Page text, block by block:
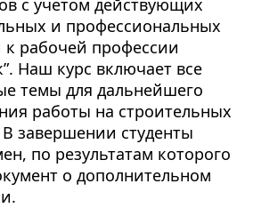
и профессиональных
к рабочей профессии
Наш курс включает все
темы для дальнейшего
работы на строительных
завершении студенты
по результатам которого
о дополнительном